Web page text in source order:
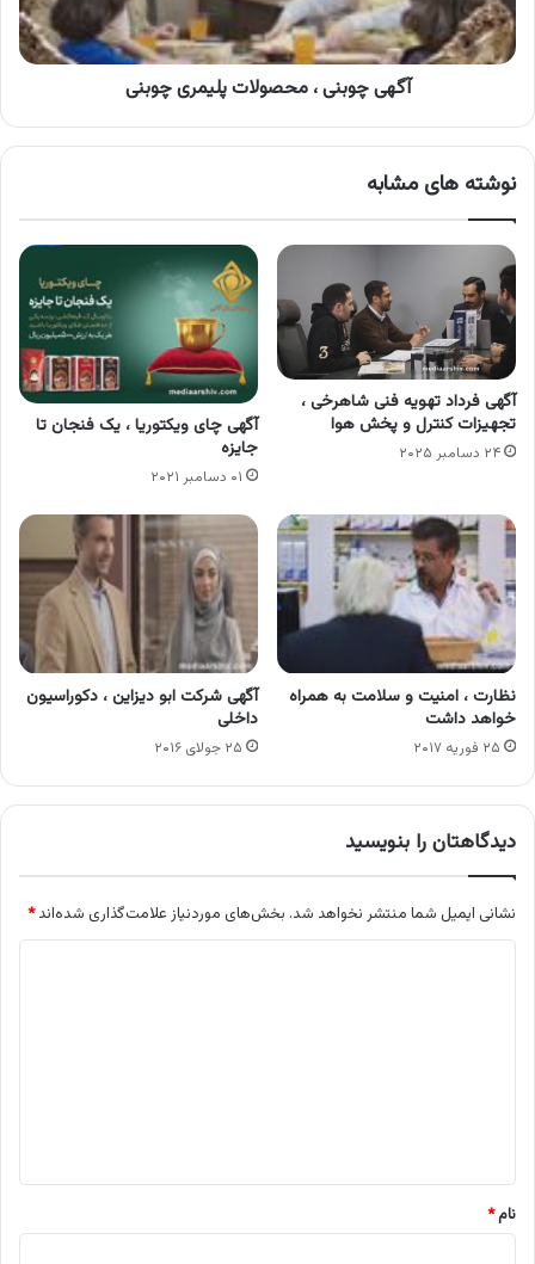
آگهی چوبنی ، محصولات پلیمری چوبنی
نوشته های مشابه
آگهی فرداد تهویه فنی شاهرخی ،
تجهیزات کنترل و پخش هوا
۲۴ دسامبر ۲۰۲۵
آگهی چای ویکتوریا ، یک فنجان تا
جایزه
۰۱ دسامبر ۲۰۲۱
نظارت ، امنیت و سلامت به همراه
خواهد داشت
۲۵ فوریه ۲۰۱۷
آگهی شرکت ابو دیزاین ، دکوراسیون
داخلی
۲۵ جولای ۲۰۱۶
دیدگاهتان را بنویسید
نشانی ایمیل شما منتشر نخواهد شد. بخش‌های موردنیاز علامت‌گذاری شده‌اند*
نام*